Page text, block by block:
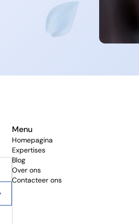
Menu
Homepagina
Expertises
Blog
Over ons
Contacteer ons